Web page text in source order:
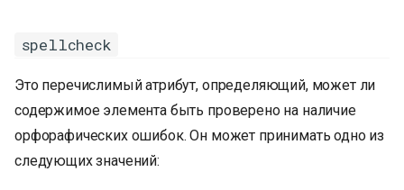
spellcheck
Это перечислимый атрибут, определяющий, может ли
содержимое элемента быть проверено на наличие
орфорафических ошибок. Он может принимать одно из
следующих значений: